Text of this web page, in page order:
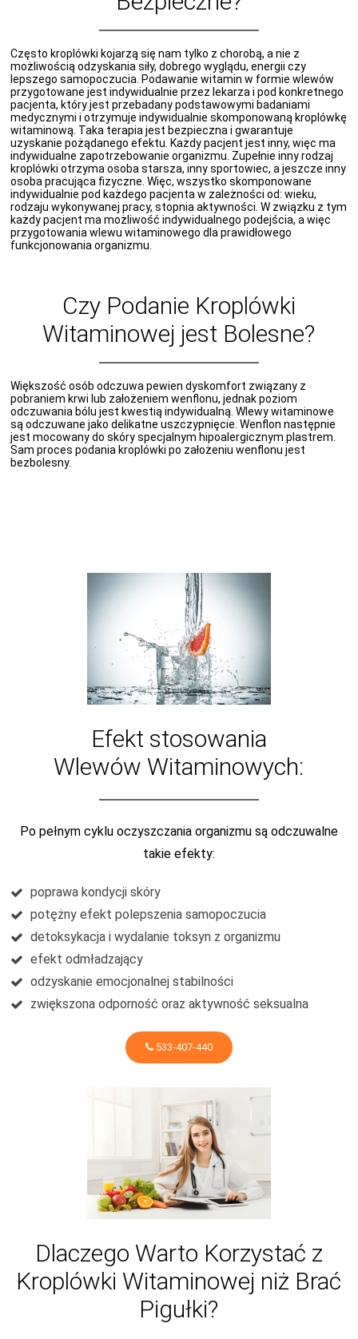
Często kroplówki kojarzą się nam tylko z chorobą, a nie z
możliwością odzyskania siły, dobrego wyglądu, energii czy
lepszego samopoczucia. Podawanie witamin w formie wlewów
przygotowane jest indywidualnie przez lekarza i pod konkretnego
pacjenta, który jest przebadany podstawowymi badaniami
medycznymi i otrzymuje indywidualnie skomponowaną kroplówkę
witaminową. Taka terapia jest bezpieczna i gwarantuje
uzyskanie pożądanego efektu. Każdy pacjent jest inny, więc ma
indywidualne zapotrzebowanie organizmu. Zupełnie inny rodzaj
kroplówki otrzyma osoba starsza, inny sportowiec, a jeszcze inny
osoba pracująca fizyczne. Więc, wszystko skomponowane
indywidualnie pod każdego pacjenta w zależności od: wieku,
rodzaju wykonywanej pracy, stopnia aktywności. W związku z tym
każdy pacjent ma możliwość indywidualnego podejścia, a więc
przygotowania wlewu witaminowego dla prawidłowego
funkcjonowania organizmu.
Czy Podanie Kroplówki
Witaminowej jest Bolesne?
Większość osób odczuwa pewien dyskomfort związany z
pobraniem krwi lub założeniem wenflonu, jednak poziom
odczuwania bólu jest kwestią indywidualną. Wlewy witaminowe
są odczuwane jako delikatne uszczypnięcie. Wenflon następnie
jest mocowany do skóry specjalnym hipoalergicznym plastrem.
Sam proces podania kroplówki po założeniu wenflonu jest
bezbolesny.
Efekt stosowania
Wlewów Witaminowych:
Po pełnym cyklu oczyszczania organizmu są odczuwalne
takie efekty:
poprawa kondycji skóry
potężny efekt polepszenia samopoczucia
detoksykacja i wydalanie toksyn z organizmu
efekt odmładzający
odzyskanie emocjonalnej stabilności
zwiększona odporność oraz aktywność seksualna
533-407-440
Dlaczego Warto Korzystać z
Kroplówki Witaminowej niż Brać
Pigułki?